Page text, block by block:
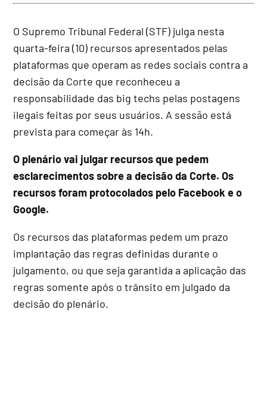
O Supremo Tribunal Federal (STF) julga nesta
quarta-feira (10) recursos apresentados pelas
plataformas que operam as redes sociais contra a
decisão da Corte que reconheceu a
responsabilidade das big techs pelas postagens
ilegais feitas por seus usuários. A sessão está
prevista para começar às 14h.
O plenário vai julgar recursos que pedem
esclarecimentos sobre a decisão da Corte. Os
recursos foram protocolados pelo Facebook e o
Google.
Os recursos das plataformas pedem um prazo
implantação das regras definidas durante o
julgamento, ou que seja garantida a aplicação das
regras somente após o trânsito em julgado da
decisão do plenário.